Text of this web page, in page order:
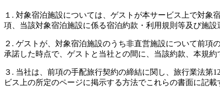
１. 対象宿泊施設については、ゲストが本サービス上で対
項、当該対象宿泊施設に係る宿泊約款・利用規則等及び施
２. ゲストが、対象宿泊施設のうち非直営施設について前
承諾した時点で、ゲストと当社との間に、当該約款、本規
３. 当社は、前項の手配旅行契約の締結に関し、旅行業法第
ビス上の所定のページに掲示する方法でこれらの書面に記